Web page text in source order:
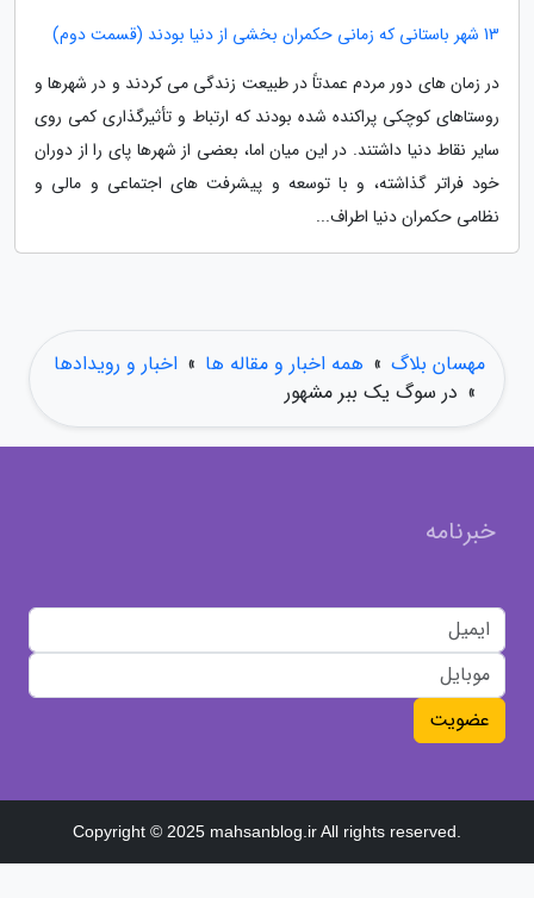
13 شهر باستانی که زمانی حکمران بخشی از دنیا بودند (قسمت دوم)
در زمان های دور مردم عمدتاً در طبیعت زندگی می کردند و در شهرها و
روستاهای کوچکی پراکنده شده بودند که ارتباط و تأثیرگذاری کمی روی
سایر نقاط دنیا داشتند. در این میان اما، بعضی از شهرها پای را از دوران
خود فراتر گذاشته، و با توسعه و پیشرفت های اجتماعی و مالی و
نظامی حکمران دنیا اطراف...
مهسان بلاگ » همه اخبار و مقاله ها » اخبار و رویدادها
» در سوگ یک ببر مشهور
خبرنامه
عضویت
Copyright © 2025 mahsanblog.ir All rights reserved.